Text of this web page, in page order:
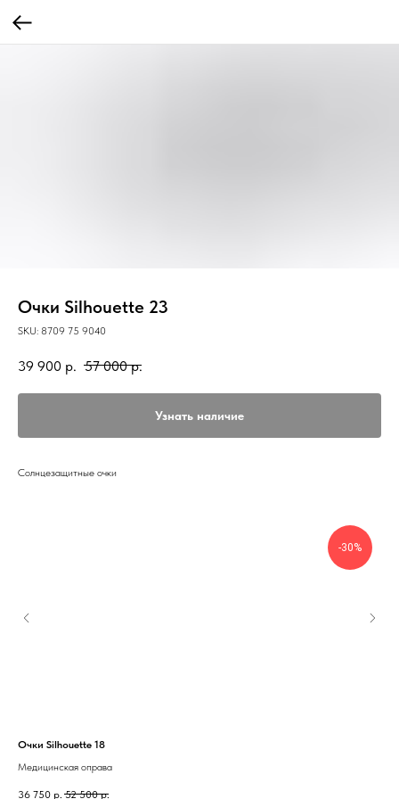
Очки Silhouette 23
SKU: 8709 75 9040
39 900 р. 57 000 р.
Узнать наличие
Солнцезащитные очки
-30%
Очки Silhouette 18
Медицинская оправа
36 750 р. 52 500 р.